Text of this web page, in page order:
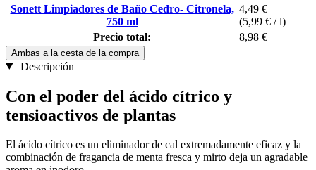
Sonett Limpiadores de Baño Cedro- Citronela,
750 ml
4,49 €
(5,99 € / l)
Precio total:
8,98 €
Ambas a la cesta de la compra
Descripción
Con el poder del ácido cítrico y
tensioactivos de plantas
El ácido cítrico es un eliminador de cal extremadamente eficaz y la
combinación de fragancia de menta fresca y mirto deja un agradable